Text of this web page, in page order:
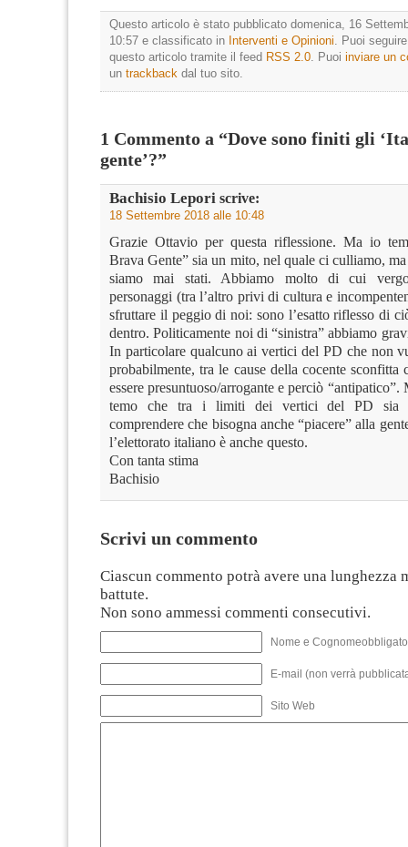
Questo articolo è stato pubblicato domenica, 16
10:57 e classificato in Interventi e Opinioni . Puoi
questo articolo tramite il feed RSS 2.0 . Puoi inviare un
un trackback dal tuo sito.
1 Commento a “Dove sono finiti gli
gente’?”
Bachisio Lepori scrive:
18 Settembre 2018 alle 10:48
Grazie Ottavio per questa riflessione. Ma io
Brava Gente” sia un mito, nel quale ci culliamo,
siamo mai stati. Abbiamo molto di cui
personaggi (tra l’altro privi di cultura e
sfruttare il peggio di noi: sono l’esatto riflesso di
dentro. Politicamente noi di “sinistra” abbiamo
In particolare qualcuno ai vertici del PD che non
probabilmente, tra le cause della cocente sconfitta
essere presuntuoso/arrogante e perciò “antipatico”.
temo che tra i limiti dei vertici del PD sia
comprendere che bisogna anche “piacere” alla
l’elettorato italiano è anche questo.
Con tanta stima
Bachisio
Scrivi un commento
Ciascun commento potrà avere una lunghezza
battute.
Non sono ammessi commenti consecutivi.
Nome e
E-mail (non verrà
Sito Web